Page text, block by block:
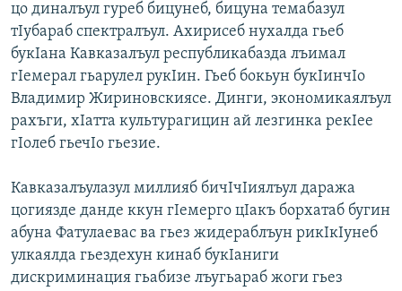
цо диналъул гуреб бицунеб, бицуна темабазул
тIубараб спектралъул. Ахирисеб нухалда гьеб
букIана Кавказалъул республикабазда лъимал
гIемерал гьарулел рукIин. Гьеб бокьун букIинчIо
Владимир Жириновскиясе. Динги, экономикаялъул
рахъги, хIатта культурагицин ай лезгинка рекIее
гIолеб гьечIо гьезие.
Кавказалъулазул миллияб бичIчIиялъул даража
цогиязде данде ккун гIемерго цIакъ борхатаб бугин
абуна Фатулаевас ва гьез жидераблъун рикIкIунеб
улкаялда гьездехун кинаб букIаниги
дискриминация гьабизе лъугьараб жоги гьез